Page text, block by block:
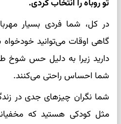
تو روباه را انتخاب کردی.
در کل، شما فردی بسیار
گاهی اوقات می‌توانید
دارید زیرا به دلیل حس شوخ
شما احساس راحتی می‌کنند.
شما نگران چیزهای جدی در
مثل کودکی هستید که